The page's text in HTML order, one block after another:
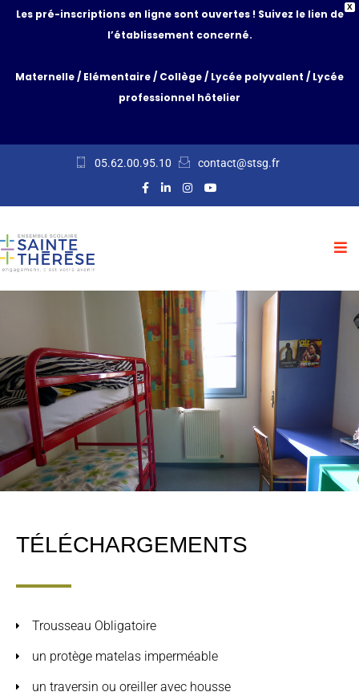
X
Les pré-inscriptions en ligne sont ouvertes ! Suivez le lien de
l’établissement concerné.
Maternelle/ Elémentaire/ Collège/ Lycée polyvalent / Lycée
professionnel hôtelier
05.62.00.95.10 contact@stsg.fr
TÉLÉCHARGEMENTS
Trousseau Obligatoire
un protège matelas imperméable
un traversin ou oreiller avec housse